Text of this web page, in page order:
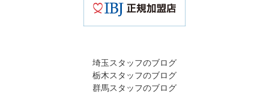
埼玉スタッフのブログ
栃木スタッフのブログ
群馬スタッフのブログ